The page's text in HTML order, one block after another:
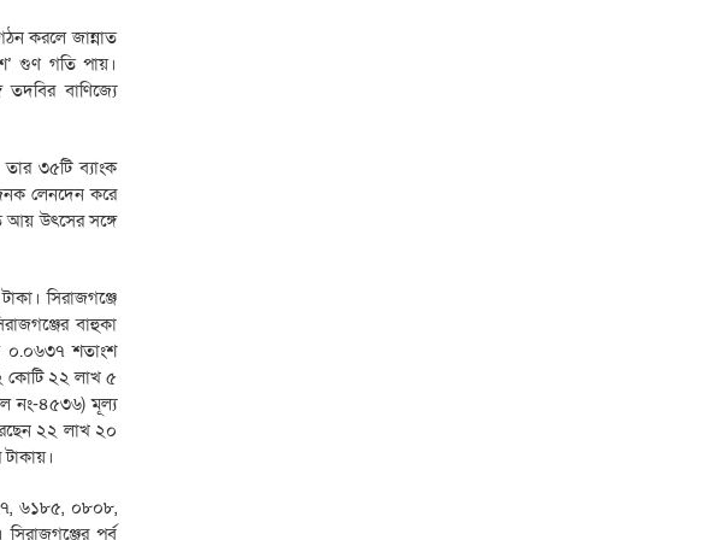
করলে জান্নাত
গুণ গতি পায়।
বাণিজ্যে
৩৫টি ব্যাংক
লেনদেন করে
আয় উৎসের সঙ্গে
সিরাজগঞ্জে
বাহুকা
০.০৬৩৭ শতাংশ
কোটি ২২ লাখ ৫
নং-৪৫৩৬) মূল্য
২২ লাখ ২০
৬১৮৫, ০৮০৮,
পূর্ব